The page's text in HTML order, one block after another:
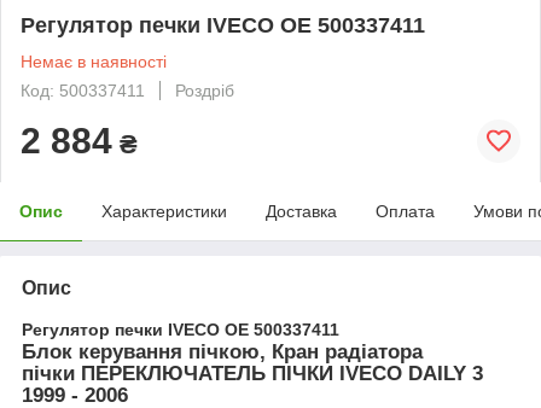
Регулятор печки IVECO ОЕ 500337411
Немає в наявності
Код: 500337411
Роздріб
2 884 ₴
Опис Характеристики Доставка Оплата Умови
Опис
Регулятор печки IVECO ОЕ 500337411
Блок керування пічкою, Кран радіатора
пічки ПЕРЕКЛЮЧАТЕЛЬ ПІЧКИ IVECO DAILY 3
1999 - 2006